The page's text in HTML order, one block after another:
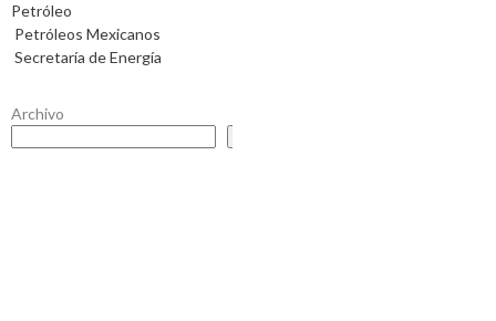
Petróleo
Petróleos Mexicanos
Secretaría de Energía
Archivo